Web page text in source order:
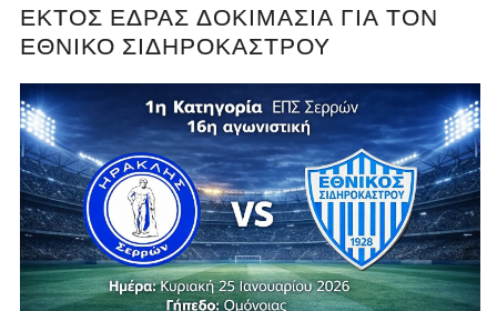
ΕΚΤΌΣ ΈΔΡΑΣ ΔΟΚΙΜΑΣΊΑ ΓΙΑ ΤΟΝ
ΕΘΝΙΚΌ ΣΙΔΗΡΟΚΆΣΤΡΟΥ